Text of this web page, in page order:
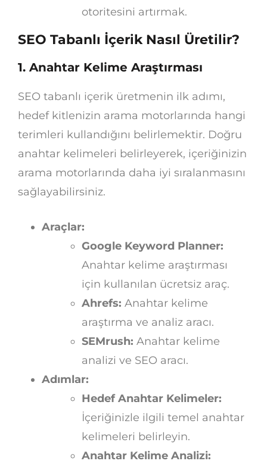
otoritesini artırmak.
SEO Tabanlı İçerik Nasıl Üretilir?
1. Anahtar Kelime Araştırması
SEO tabanlı içerik üretmenin ilk adımı,
hedef kitlenizin arama motorlarında hangi
terimleri kullandığını belirlemektir. Doğru
anahtar kelimeleri belirleyerek, içeriğinizin
arama motorlarında daha iyi sıralanmasını
sağlayabilirsiniz.
Araçlar:
Google Keyword Planner:
Anahtar kelime araştırması
için kullanılan ücretsiz araç.
Ahrefs: Anahtar kelime
araştırma ve analiz aracı.
SEMrush: Anahtar kelime
analizi ve SEO aracı.
Adımlar:
Hedef Anahtar Kelimeler:
İçeriğinizle ilgili temel anahtar
kelimeleri belirleyin.
Anahtar Kelime Analizi: